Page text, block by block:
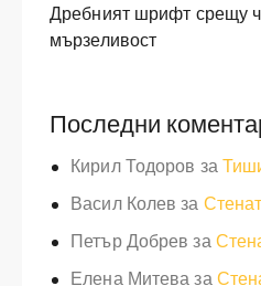
Дребният шрифт срещу
мързеливост
Последни
Кирил Тодоров за
Васил Колев за
Петър Добрев за
Елена Митеваза